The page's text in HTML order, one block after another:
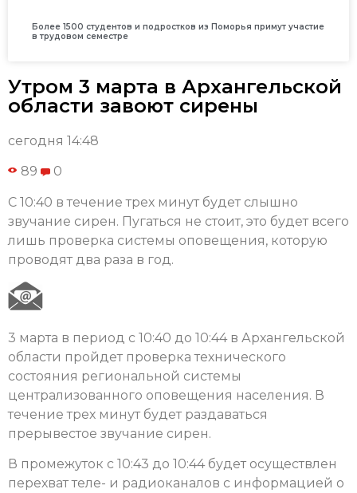
Более 1500 студентов и подростков из Поморья примут участие
в трудовом семестре
Утром 3 марта в Архангельской
области завоют сирены
сегодня 14:48
89 0
С 10:40 в течение трех минут будет слышно
звучание сирен. Пугаться не стоит, это будет всего
лишь проверка системы оповещения, которую
проводят два раза в год.
3 марта в период с 10:40 до 10:44 в Архангельской
области пройдет проверка технического
состояния региональной системы
централизованного оповещения населения. В
течение трех минут будет раздаваться
прерывестое звучание сирен.
В промежуток с 10:43 до 10:44 будет осуществлен
перехват теле- и радиоканалов с информацией о